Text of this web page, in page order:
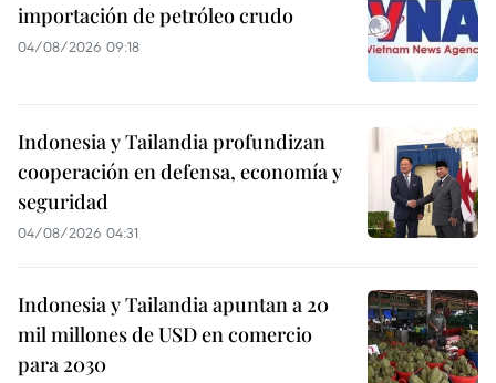
importación de petróleo crudo
04/08/2026 09:18
Indonesia y Tailandia profundizan
cooperación en defensa, economía y
seguridad
04/08/2026 04:31
Indonesia y Tailandia apuntan a 20
mil millones de USD en comercio
para 2030